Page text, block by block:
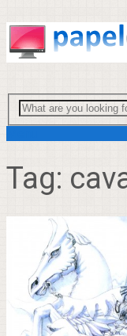
Tag: